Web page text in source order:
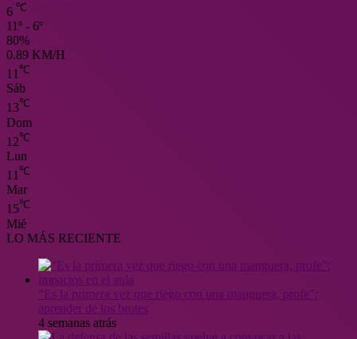
6 ℃
11º - 6º
80%
0.89 KM/H
11℃
Sáb
13℃
Dom
12℃
Lun
11 ℃
Mar
15℃
Mié
LO MÁS RECIENTE
“Es la primera vez que riego con una manguera, profe”:
aprender de los brotes
4 semanas atrás